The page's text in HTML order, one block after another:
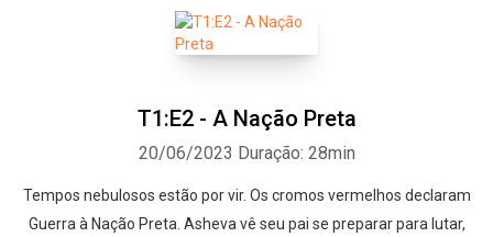
T1:E2 - A Nação Preta
20/06/2023 Duração: 28min
Tempos nebulosos estão por vir. Os cromos vermelhos declaram
Guerra à Nação Preta. Asheva vê seu pai se preparar para lutar,